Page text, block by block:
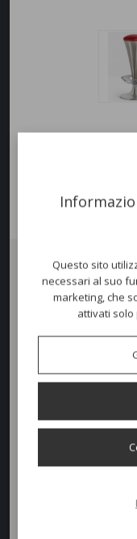
SgabelloDREAM.
Colonna conica in
pressofusione
Questo sito
necessari al suo
marketing, che
attivati